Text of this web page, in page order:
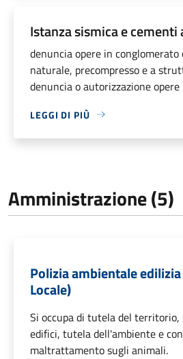
Istanza sismica e cementi
denuncia opere in
naturale, precompresso e a
denuncia o autorizzazione
LEGGI DI PIÙ
Amministrazione (5)
Polizia ambientale
Locale)
Si occupa di tutela del
edifici, tutela dell'ambiente e
maltrattamento sugli animali.